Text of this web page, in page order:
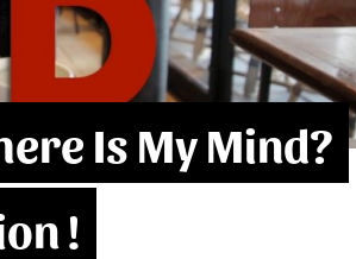
Is My Mind?
!